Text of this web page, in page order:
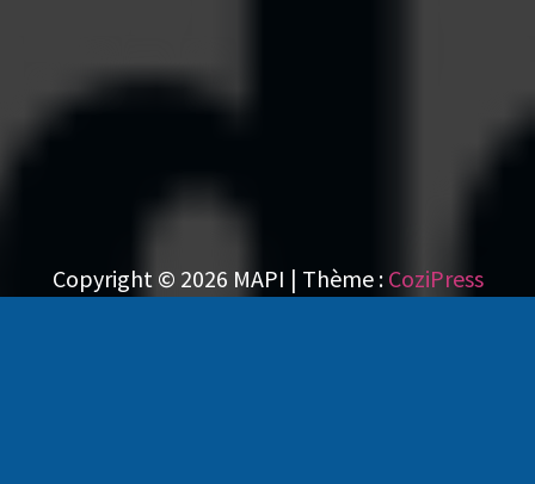
Copyright © 2026 MAPI | Thème : CoziPress